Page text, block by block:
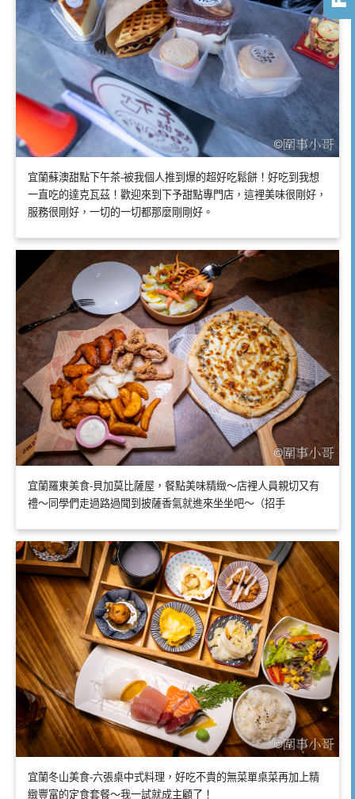
宜蘭蘇澳甜點下午茶-被我個人推到爆的超好吃鬆餅！好吃到我想
一直吃的達克瓦茲！歡迎來到下予甜點專門店，這裡美味很剛好，
服務很剛好，一切的一切都那麼剛剛好。
宜蘭羅東美食-貝加莫比薩屋，餐點美味精緻～店裡人員親切又有
禮～同學們走過路過聞到披薩香氣就進來坐坐吧～（招手
宜蘭冬山美食-六張桌中式料理，好吃不貴的無菜單桌菜再加上精
緻豐富的定食套餐～我一試就成主顧了！